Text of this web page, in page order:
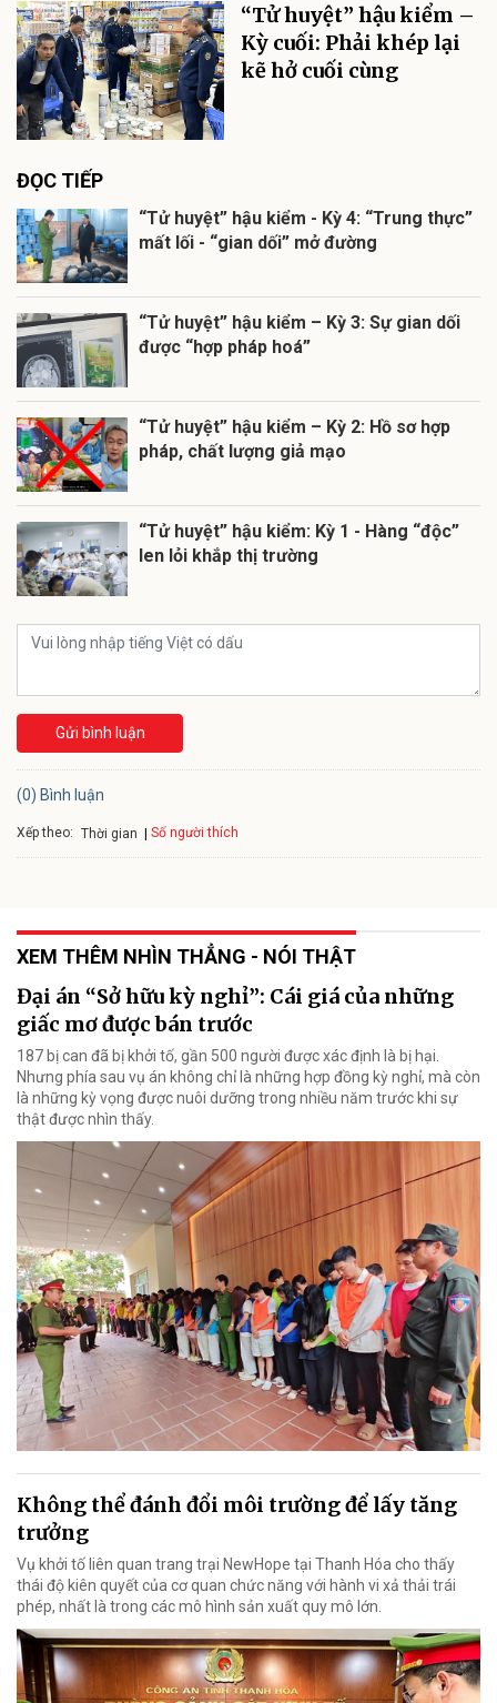
“Tử huyệt” hậu kiểm –
Kỳ cuối: Phải khép lại
kẽ hở cuối cùng
ĐỌC TIẾP
“Tử huyệt” hậu kiểm - Kỳ 4: “Trung thực”
mất lối - “gian dối” mở đường
“Tử huyệt” hậu kiểm – Kỳ 3: Sự gian dối
được “hợp pháp hoá”
“Tử huyệt” hậu kiểm – Kỳ 2: Hồ sơ hợp
pháp, chất lượng giả mạo
“Tử huyệt” hậu kiểm: Kỳ 1 - Hàng “độc”
len lỏi khắp thị trường
Gửi bình luận
(0) Bình luận
Xếp theo: Thời gian Số người thích
XEM THÊM NHÌN THẲNG - NÓI THẬT
Đại án “Sở hữu kỳ nghỉ”: Cái giá của những
giấc mơ được bán trước
187 bị can đã bị khởi tố, gần 500 người được xác định là bị hại.
Nhưng phía sau vụ án không chỉ là những hợp đồng kỳ nghỉ, mà còn
là những kỳ vọng được nuôi dưỡng trong nhiều năm trước khi sự
thật được nhìn thấy.
Không thể đánh đổi môi trường để lấy tăng
trưởng
Vụ khởi tố liên quan trang trại NewHope tại Thanh Hóa cho thấy
thái độ kiên quyết của cơ quan chức năng với hành vi xả thải trái
phép, nhất là trong các mô hình sản xuất quy mô lớn.